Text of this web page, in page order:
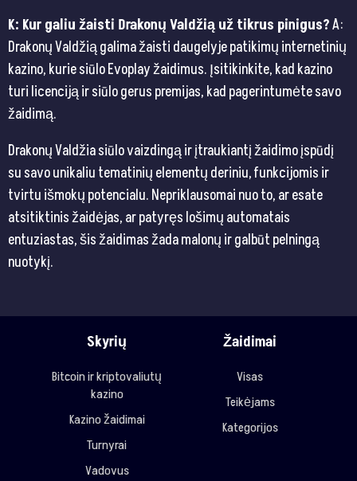
K: Kur galiu žaisti Drakonų Valdžią už tikrus pinigus?A:
Drakonų Valdžią galima žaisti daugelyje patikimų internetinių
kazino, kurie siūlo Evoplay žaidimus. Įsitikinkite, kad kazino
turi licenciją ir siūlo gerus premijas, kad pagerintumėte savo
žaidimą.
Drakonų Valdžia siūlo vaizdingą ir įtraukiantį žaidimo įspūdį
su savo unikaliu tematinių elementų deriniu, funkcijomis ir
tvirtu išmokų potencialu. Nepriklausomai nuo to, ar esate
atsitiktinis žaidėjas, ar patyręs lošimų automatais
entuziastas, šis žaidimas žada malonų ir galbūt pelningą
nuotykį.
Skyrių
Bitcoin ir kriptovaliutų
kazino
Kazino žaidimai
Turnyrai
Vadovus
Žaidimai
Visas
Teikėjams
Kategorijos